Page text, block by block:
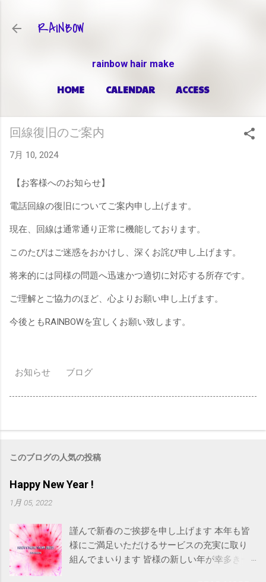
RAINBOW
rainbow hair make
HOME CALENDAR
ACCESS
PRICE
もっと見る… ABOUT
回線復旧のご案内
7月 10, 2024
【お客様へのお知らせ】
電話回線の復旧についてご案内申し上げます。
現在、回線は通常通り正常に機能しております。
このたびはご迷惑をおかけし、深くお詫び申し上げます。
将来的には同様の問題へ迅速かつ適切に対応する所存です。
ご理解とご協力のほど、心よりお願い申し上げます。
今後ともRAINBOWを宜しくお願い致します。
お知らせ ブログ
このブログの人気の投稿
Happy New Year !
1月 05, 2022
謹んで新春のご挨拶を申し上げます 本年も皆
様にご満足いただけるサービスの充実に取り
組んでまいります 皆様の新しい年が幸多き一